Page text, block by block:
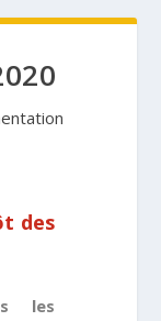
des
les